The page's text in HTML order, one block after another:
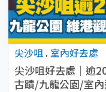
尖沙咀 . 室內好去處
尖沙咀好去處｜逾
古蹟/九龍公園/室